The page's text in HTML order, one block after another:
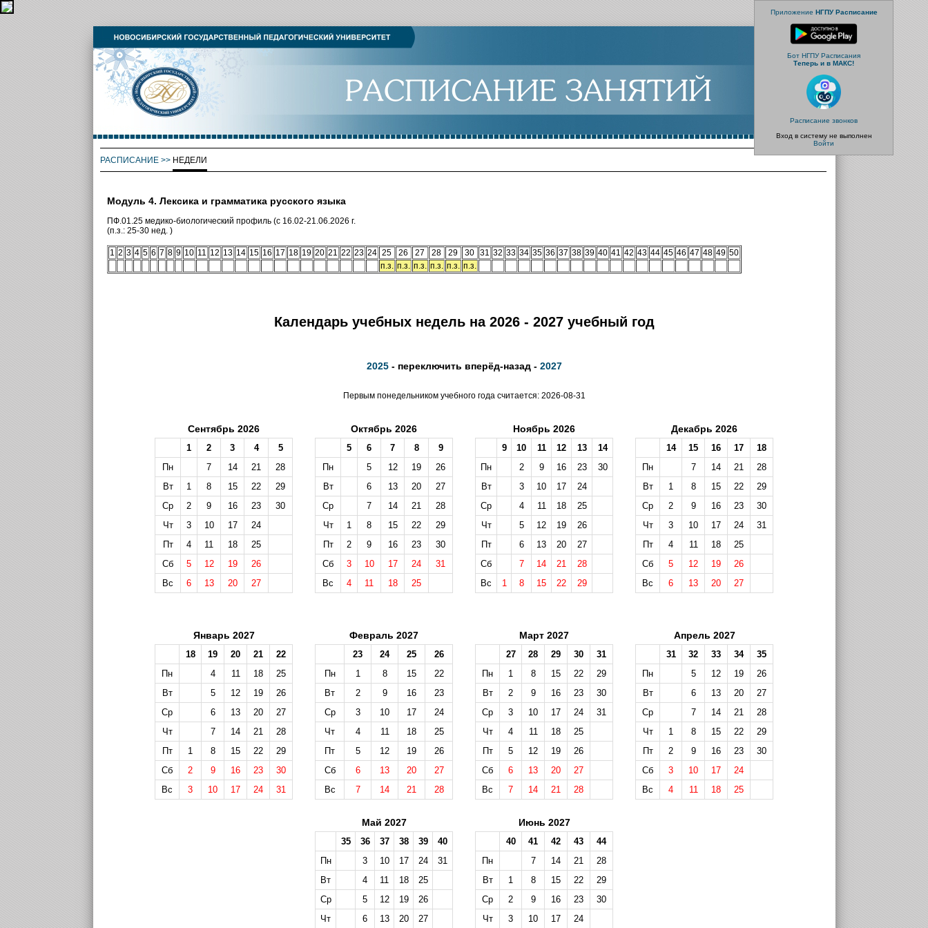
Приложение НГПУ Расписание
Бот НГПУ Расписания
Теперь и в МАКС!
Расписание звонков
Вход в систему не выполнен
Войти
РАСПИСАНИЕ>> НЕДЕЛИ
Модуль 4. Лексика и грамматика русского языка
ПФ.01.25 медико-биологический профиль (с 16.02-21.06.2026 г.
(п.з.: 25-30 нед. )
1 2 3 4 5 6 7 8 9 10 11 12 13 14 15 16 17 18 19 20 21 22 23 24 25 26 27 28 29 30 31 32 33 34 35 36 37 38 39 40 41 42 43 44 45 46 47 48 49 50
п.з. п.з. п.з. п.з. п.з. п.з.
Календарь учебных недель на 2026 - 2027 учебный год
2025- переключить вперёд-назад - 2027
Первым понедельником учебного года считается: 2026-08-31
Сентябрь 2026
1 2 3 4
5
Пн
7 14 21
28
Вт
1 8 15 22
29
Ср
2 9 16 23
30
Чт
3 10 17
24
Пт
4 11 18
25
Сб
5 12 19
26
Вс
6 13 20 27
Октябрь 2026
5 6 7 8
9
Пн
5 12 19
26
Вт
6 13 20
27
Ср
7 14 21
28
Чт
1 8 15 22
29
Пт
2 9 16 23
30
Сб
3 10 17 24
31
Вс
4 11 18 25
Ноябрь 2026
9 10 11 12 13
14
Пн
2 9 16 23
30
Вт
3 10 17
24
Ср
4 11 18
25
Чт
5 12 19
26
Пт
6 13 20
27
Сб
7 14 21
28
Вс
1 8 15 22 29
Декабрь 2026
14 15 16 17
18
Пн
7 14 21
28
Вт
1 8 15 22
29
Ср
2 9 16 23
30
Чт
3 10 17 24
31
Пт
4 11 18
25
Сб
5 12 19
26
Вс
6 13 20 27
Январь 2027
18 19 20 21
22
Пн
4 11 18
25
Вт
5 12 19
26
Ср
6 13 20
27
Чт
7 14 21
28
Пт
1 8 15 22
29
Сб
2 9 16 23
30
Вс
3 10 17 24 31
Февраль 2027
23 24 25
26
Пн
1 8 15
22
Вт
2 9 16
23
Ср
3 10 17
24
Чт
4 11 18
25
Пт
5 12 19
26
Сб
6 13 20
27
Вс
7 14 21 28
Март 2027
27 28 29 30
31
Пн
1 8 15 22
29
Вт
2 9 16 23
30
Ср
3 10 17 24
31
Чт
4 11 18
25
Пт
5 12 19
26
Сб
6 13 20
27
Вс
7 14 21 28
Апрель 2027
31 32 33 34
35
Пн
5 12 19
26
Вт
6 13 20
27
Ср
7 14 21
28
Чт
1 8 15 22
29
Пт
2 9 16 23
30
Сб
3 10 17
24
Вс
4 11 18 25
Май 2027
35 36 37 38 39
40
Пн
3 10 17 24
31
Вт
4 11 18
25
Ср
5 12 19
26
Чт
6 13 20 27
Июнь 2027
40 41 42 43
44
Пн
7 14 21
28
Вт
1 8 15 22
29
Ср
2 9 16 23
30
Чт
3 10 17 24